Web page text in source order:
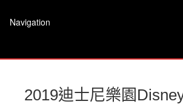
2019迪士尼樂園